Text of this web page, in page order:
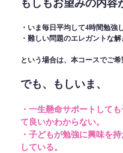
もしもお望みの内容
・いま毎日平均して4時間勉強
・難しい問題のエレガントな
という場合は、本コースでご
でも、もしいま、
・一生懸命サポートして
て良いかわからない。
・子どもが勉強に興味を
している。